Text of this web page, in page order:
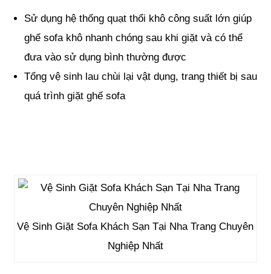
Sử dụng hệ thống quạt thổi khô công suất lớn giúp
ghế sofa khô nhanh chóng sau khi giặt và có thể
đưa vào sử dụng bình thường được
Tổng vệ sinh lau chùi lại vật dụng, trang thiết bị sau
quá trình giặt ghế sofa
Vệ Sinh Giặt Sofa Khách Sạn Tại Nha Trang Chuyên
Nghiệp Nhất